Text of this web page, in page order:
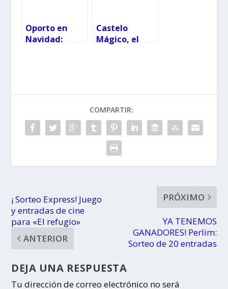
Oporto en
Navidad:
Castelo
Mágico, el
infantiles
COMPARTIR:
¡ Sorteo Express! Juego
y entradas de cine
para «El refugio»
ANTERIOR
PRÓXIMO
YA TENEMOS
GANADORES! Perlim:
Sorteo de 20 entradas
DEJA UNA RESPUESTA
Tu dirección de correo electrónico no será